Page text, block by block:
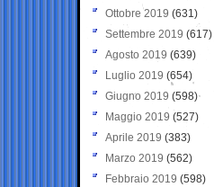
Ottobre 2019 (631)
Settembre 2019 (617)
Agosto 2019 (639)
Luglio 2019 (654)
Giugno 2019 (598)
Maggio 2019 (527)
Aprile 2019 (383)
Marzo 2019 (562)
Febbraio 2019 (598)